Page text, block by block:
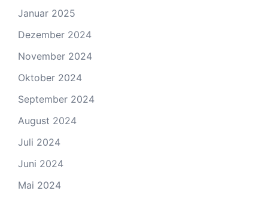
Januar 2025
Dezember 2024
November 2024
Oktober 2024
September 2024
August 2024
Juli 2024
Juni 2024
Mai 2024